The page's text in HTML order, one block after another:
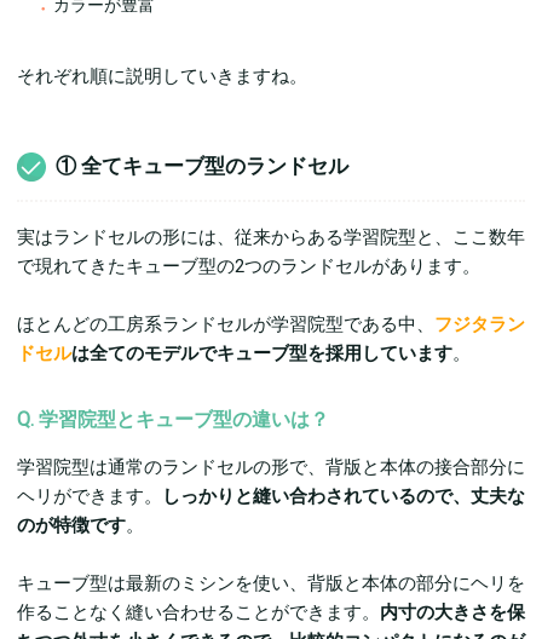
カラーが豊富
それぞれ順に説明していきますね。
① 全てキューブ型のランドセル
実はランドセルの形には、従来からある学習院型と、ここ数年
で現れてきたキューブ型の2つのランドセルがあります。
ほとんどの工房系ランドセルが学習院型である中、 フジタラン
ドセルは全てのモデルでキューブ型を採用しています。
Q. 学習院型とキューブ型の違いは？
学習院型は通常のランドセルの形で、背版と本体の接合部分に
ヘリができます。
しっかりと縫い合わされているので、丈夫な
のが特徴です。
キューブ型は最新のミシンを使い、背版と本体の部分にヘリを
作ることなく縫い合わせることができます。 内寸の大きさを保